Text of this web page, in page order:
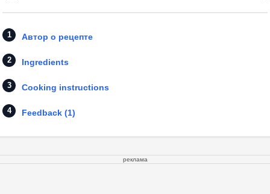
Автор о рецепте
Ingredients
Cooking instructions
Feedback (1)
реклама